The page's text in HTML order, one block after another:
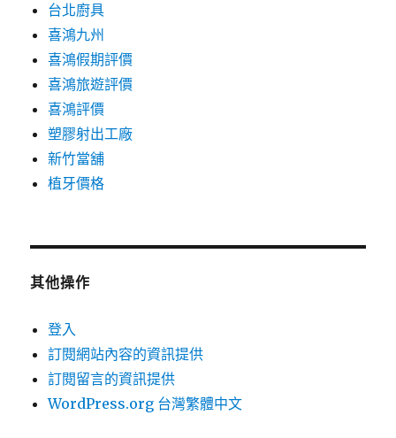
台北廚具
喜鴻九州
喜鴻假期評價
喜鴻旅遊評價
喜鴻評價
塑膠射出工廠
新竹當舖
植牙價格
其他操作
登入
訂閱網站內容的資訊提供
訂閱留言的資訊提供
WordPress.org 台灣繁體中文